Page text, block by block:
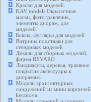
Краски для моделей.
KAV models Окрасочные
маски, фототравление,
элементы диорам, для
моделей.
Боксы, футляры для моделей
Витрины подставки для
стендовых моделей
Декали для сборных моделей,
фирма REVARO
Ландшафты, деревья, травяное
покрытия аксессуары к
диорамам.
Модели архитектурных
сооружений из мини кирпичей
keranova.